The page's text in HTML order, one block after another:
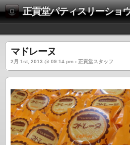
正貢堂パティスリーショ
マドレーヌ
2月 1st, 2013 @ 09:14 pm › 正貢堂スタッフ